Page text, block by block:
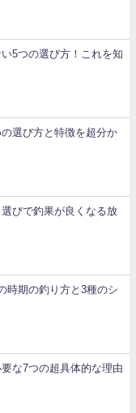
5つの選び方！これを知
選び方と特徴を超分か
びで釣果が良くなる放
時期の釣り方と3種のシ
な7つの超具体的な理由